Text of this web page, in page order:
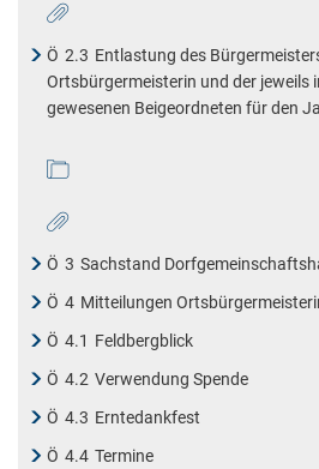
Ö 2.3 Entlastung des
Ortsbürgermeisterin und der jeweils
gewesenen Beigeordneten für den
Ö 3 Sachstand
Ö 4 Mitteilungen
Ö 4.1 Feldbergblick
Ö 4.2 Verwendung Spende
Ö 4.3 Erntedankfest
Ö 4.4 Termine